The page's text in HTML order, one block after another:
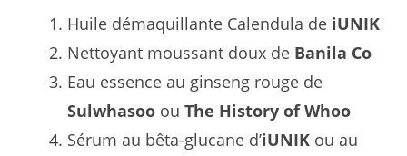
Huile démaquillante Calendula de iUNIK
Nettoyant moussant doux de Banila Co
Eau essence au ginseng rouge de
Sulwhasoo ou The History of Whoo
Sérum au bêta-glucane d’iUNIK ou au